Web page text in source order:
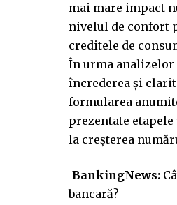
mai mare impact
nivelul de confort
creditele de
În urma analizelor
încrederea și
formularea
prezentate
la creșterea
BankingNews:
bancară?